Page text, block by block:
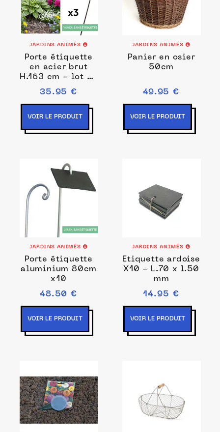
JARDINS ANIMÉS
Porte étiquette
en acier brut
H.163 cm - lot de
3
35.95 €
VOIR LE PRODUIT
JARDINS ANIMÉS
Panier en osier
50cm
49.95 €
VOIR LE PRODUIT
JARDINS ANIMÉS
Porte étiquette
aluminium 80cm
x10
48.50 €
VOIR LE PRODUIT
JARDINS ANIMÉS
Etiquette ardoise
X10 - L.70 x l.50
mm
14.95 €
VOIR LE PRODUIT